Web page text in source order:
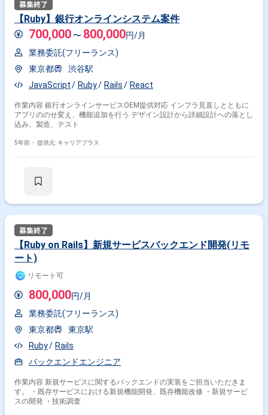
【Ruby】銀行オンラインシステム案件
700,000 〜 800,000円/月
業務委託(フリーランス)
東京都
渋谷駅
JavaScript
Ruby Rails React
作業内容 銀行オンラインサービスOEM提供対応 インフラ見直しとともに
アプリののせ変え、機能追加を行う デザイン設計から詳細設計への落とし
込み、製造、テスト
5年前・ 提供元: キャリアプラス
【Ruby on Rails】新規サービスバックエンド開発(リモ
ート)
リモート可
800,000円/月
業務委託(フリーランス)
東京都
東京駅
Ruby
Rails
バックエンドエンジニア
作業内容 新規サービスに関するバックエンドの実装をご担当いただきま
す。 ・既存サービスにおける新規機能開発、既存機能改修 ・新規サービ
スの開発 ・技術調査